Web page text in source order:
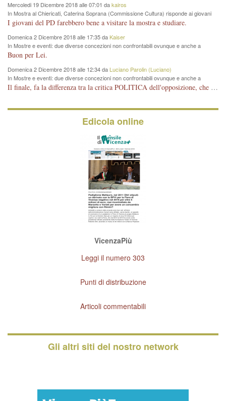
Mercoledi 19 Dicembre 2018 alle 07:01 dakairos
In Mostra al Chiericati, Caterina Soprana (Commissione Cultura) risponde ai giovani
del Pd: "realizzata a costo zero per il Comune"
I giovani del PD farebbero bene a visitare la mostra e studiare.
Domenica 2 Dicembre 2018 alle 17:35 daKaiser
In Mostre e eventi: due diverse concezioni non confrontabili ovunque e anche a
Vicenza
Buon per Lei.
Domenica 2 Dicembre 2018 alle 12:34 da Luciano Parolin (Luciano)
In Mostre e eventi: due diverse concezioni non confrontabili ovunque e anche a
Vicenza
Il finale, fa la differenza tra la critica POLITICA dell'opposizione, che ha perso le elezioni ed è minoranza e non trova altri argomenti per politicizzare sul sito qua o là ? La critica d'arte invece è un'altra cosa che lascio agli altri. Per ora mi basta la lezione magistrale del prof. Giulianati.
Edicola online
VicenzaPiù
Leggi il numero 303
Punti di distribuzione
Articoli commentabili
Gli altri siti del nostro network